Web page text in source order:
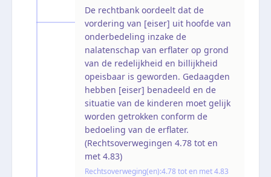
De rechtbank oordeelt dat de
vordering van [eiser] uit hoofde van
onderbedeling inzake de
nalatenschap van erflater op grond
van de redelijkheid en billijkheid
opeisbaar is geworden. Gedaagden
hebben [eiser] benadeeld en de
situatie van de kinderen moet gelijk
worden getrokken conform de
bedoeling van de erflater.
(Rechtsoverwegingen 4.78 tot en
met 4.83)
Rechtsoverweging(en):4.78 tot en met 4.83